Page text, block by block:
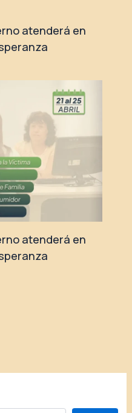
atenderá en
atenderá en